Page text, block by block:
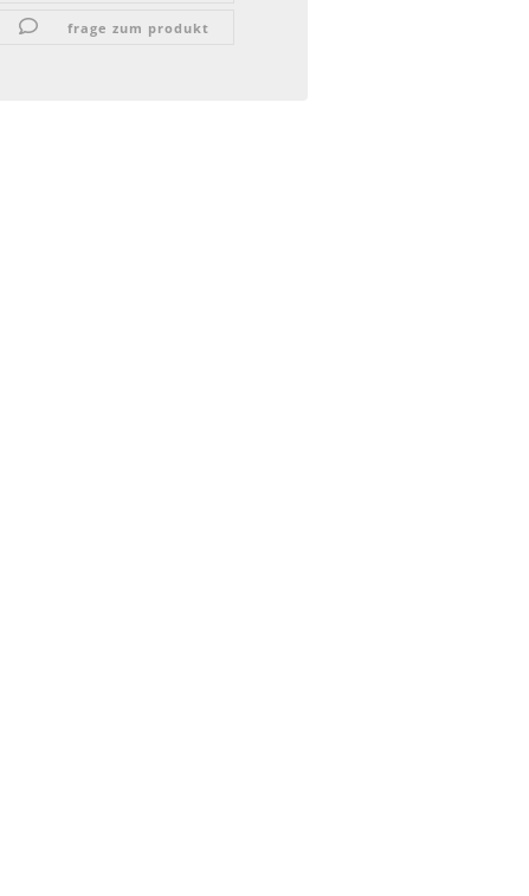
frage zum produkt